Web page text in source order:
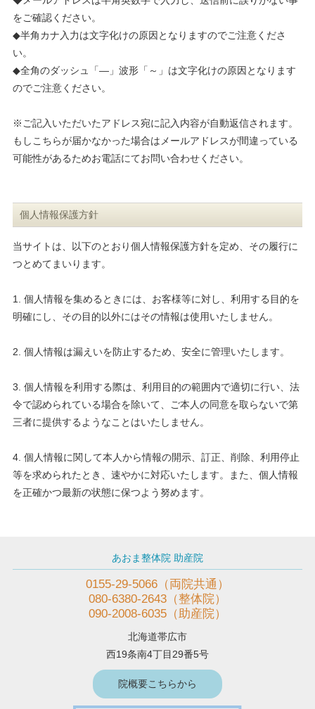
をご確認ください。
◆半角カナ入力は文字化けの原因となりますのでご注意くださ
い。
◆全角のダッシュ「―」波形「～」は文字化けの原因となります
のでご注意ください。
※ご記入いただいたアドレス宛に記入内容が自動返信されます。
もしこちらが届かなかった場合はメールアドレスが間違っている
可能性があるためお電話にてお問い合わせください。
個人情報保護方針
当サイトは、以下のとおり個人情報保護方針を定め、その履行に
つとめてまいります。
1. 個人情報を集めるときには、お客様等に対し、利用する目的を
明確にし、その目的以外にはその情報は使用いたしません。
2. 個人情報は漏えいを防止するため、安全に管理いたします。
3. 個人情報を利用する際は、利用目的の範囲内で適切に行い、法
令で認められている場合を除いて、ご本人の同意を取らないで第
三者に提供するようなことはいたしません。
4. 個人情報に関して本人から情報の開示、訂正、削除、利用停止
等を求められたとき、速やかに対応いたします。また、個人情報
を正確かつ最新の状態に保つよう努めます。
あおま整体院 助産院
0155-29-5066（両院共通）
080-6380-2643（整体院）
090-2008-6035（助産院）
北海道帯広市
西19条南4丁目29番5号
院概要こちらから